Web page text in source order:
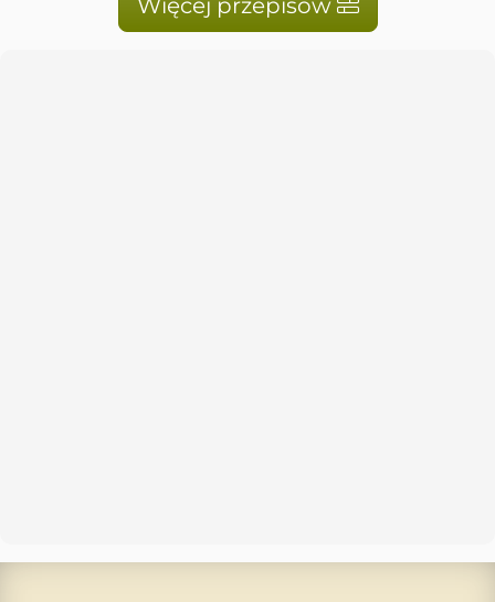
Więcej przepisów